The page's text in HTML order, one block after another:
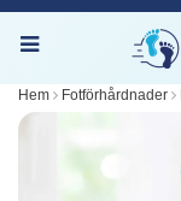
Hem Fotförhårdnader